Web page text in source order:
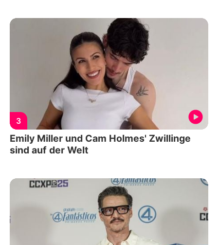
3
Emily Miller und Cam Holmes' Zwillinge
sind auf der Welt